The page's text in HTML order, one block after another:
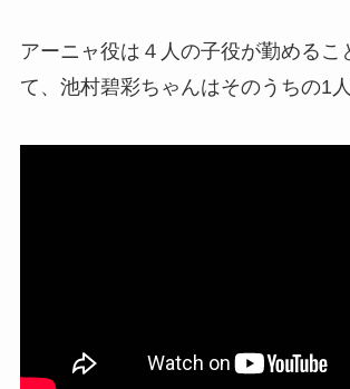
アーニャ役は４人の子役が勤めるこ
て、池村碧彩ちゃんはそのうちの1